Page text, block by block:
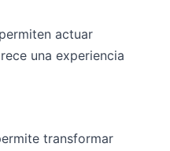
actuar
una experiencia
transformar